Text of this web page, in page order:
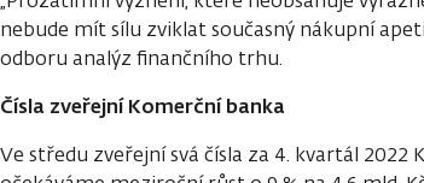
nebude mít sílu zviklat současný nákupní
odboru analýz finančního trhu.
Čísla zveřejní Komerční banka
Ve středu zveřejní svá čísla za 4. kvartál 2022